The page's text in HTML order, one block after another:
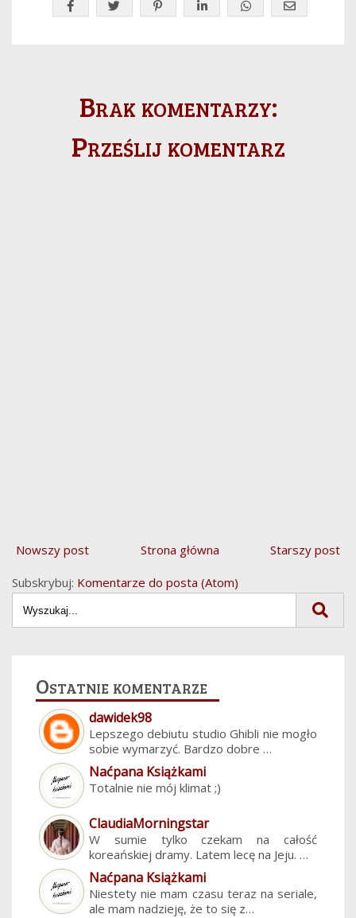
Brak komentarzy:
Prześlij komentarz
Nowszy post Starszy post
Strona główna
Subskrybuj: Komentarze do posta (Atom)
Ostatnie komentarze
dawidek98
Lepszego debiutu studio Ghibli nie mogło
sobie wymarzyć. Bardzo dobre …
Naćpana Książkami
Totalnie nie mój klimat ;)
ClaudiaMorningstar
W sumie tylko czekam na całość
koreańskiej dramy. Latem lecę na Jeju. …
Naćpana Książkami
Niestety nie mam czasu teraz na seriale,
ale mam nadzieję, że to się z…